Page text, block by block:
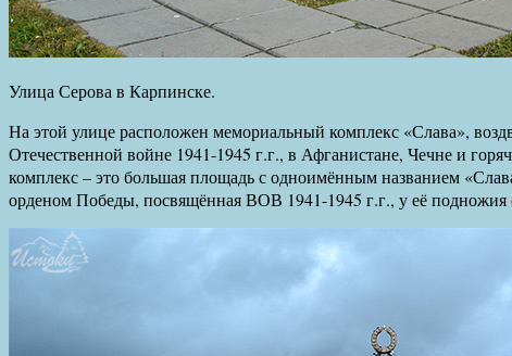
Улица Серова в Карпинске.
На этой улице расположен мемориальный комплекс «Слава»,
Отечественной войне 1941-1945 г.г., в Афганистане, Чечне и
комплекс – это большая площадь с одноимённым названием
орденом Победы, посвящённая ВОВ 1941-1945 г.г., у её подножия